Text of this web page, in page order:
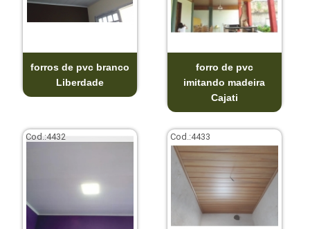
forros de pvc branco
Liberdade
forro de pvc
imitando madeira
Cajati
Cod.:4432 Cod.:4433